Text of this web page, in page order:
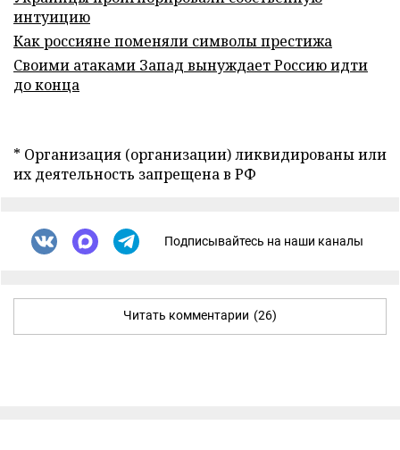
интуицию
Как россияне поменяли символы престижа
Своими атаками Запад вынуждает Россию идти
до конца
* Организация (организации) ликвидированы или
их деятельность запрещена в РФ
Подписывайтесь на наши каналы
Читать комментарии (26)